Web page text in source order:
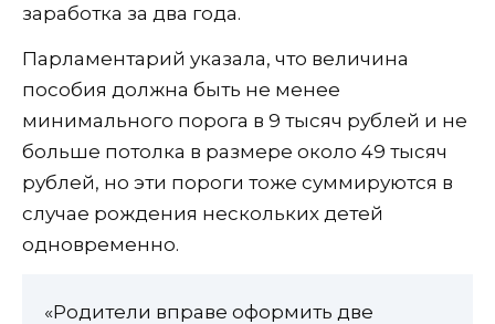
заработка за два года.
Парламентарий указала, что величина
пособия должна быть не менее
минимального порога в 9 тысяч рублей и не
больше потолка в размере около 49 тысяч
рублей, но эти пороги тоже суммируются в
случае рождения нескольких детей
одновременно.
«Родители вправе оформить две